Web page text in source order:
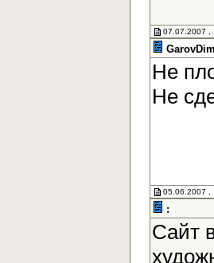
07.07.2007 ,
Не
Не
05.06.2007 ,
:
Сайт